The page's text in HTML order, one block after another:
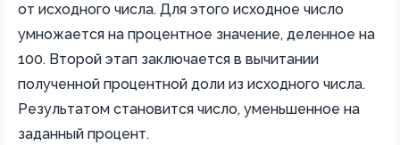
от исходного числа. Для этого исходное число
умножается на процентное значение, деленное на
100. Второй этап заключается в вычитании
полученной процентной доли из исходного числа.
Результатом становится число, уменьшенное на
заданный процент.